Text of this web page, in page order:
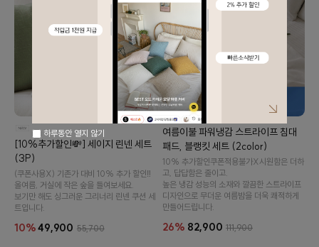
[10%추가할인💸] 세이지 린넨 세트
(3P)
(쿠폰사용X) 기존가 대비 10% 추가 할인‼️
올여름, 거실에 작은 숲을 들여보세요.
보기만 해도 싱그러운 그리너리 린넨 쿠션 세
트입니다.
10%49,900 55,700
여름이불 파워냉감 스트라이프 침대
패드, 블랭킷 세트 (2color)
10% 추가할인️쿠폰적용불가X️시원함은 더하
고, 답답함은 줄이고.
높은 냉감 성능의 소재와 깔끔한 스트라이프
디자인으로 무더운 여름밤을 더욱 쾌적하게
만들어드립니다.
26% 82,900 111,900
하루동안 열지 않기